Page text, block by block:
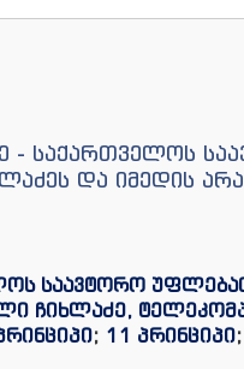
- საქართველოს
და იმედის
საავტორო
ჩიხლაძე,
; 11 პრინციპი;